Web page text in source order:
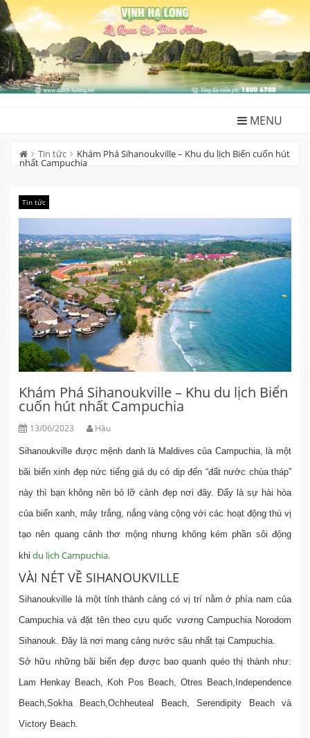
Skip
to
content
MENU
Tin tức Khám Phá Sihanoukville – Khu du lịch Biển cuốn hút
nhất Campuchia
Tin tức
Khám Phá Sihanoukville – Khu du lịch Biển
cuốn hút nhất Campuchia
13/06/2023 Hậu
Sihanoukville được mệnh danh là Maldives của Campuchia, là một
bãi biển xinh đẹp nức tiếng giả dụ có dịp đến “đất nước chùa tháp”
này thì bạn không nên bỏ lỡ cảnh đẹp nơi đây. Đấy là sự hài hòa
của biển xanh, mây trắng, nắng vàng cộng với các hoạt động thú vị
tạo nên quang cảnh thơ mộng nhưng không kém phần sôi động
khi du lịch Campuchia.
VÀI NÉT VỀ SIHANOUKVILLE
Sihanoukville là một tỉnh thành cảng có vị trí nằm ở phía nam của
Campuchia và đặt tên theo cựu quốc vương Campuchia Norodom
Sihanouk. Đây là nơi mang cảng nước sâu nhất tại Campuchia.
Sở hữu những bãi biển đẹp được bao quanh quéo thị thành như:
Lam Henkay Beach, Koh Pos Beach, Otres Beach,Independence
Beach,Sokha Beach,Ochheuteal Beach, Serendipity Beach và
Victory Beach.